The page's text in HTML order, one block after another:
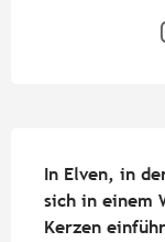
In Elven, in
sich in einem
Kerzen